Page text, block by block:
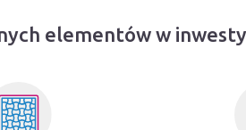
elementów w